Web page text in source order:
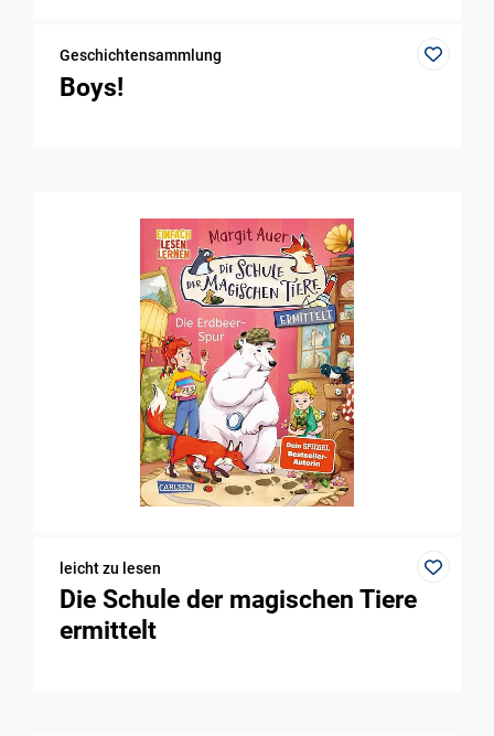
Geschichtensammlung
Boys!
leicht zu lesen
Die Schule der magischen Tiere
ermittelt